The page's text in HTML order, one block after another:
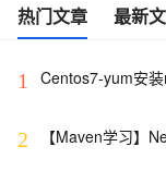
热门文章 最新
1 Centos7-yum安
2 【Maven学习】